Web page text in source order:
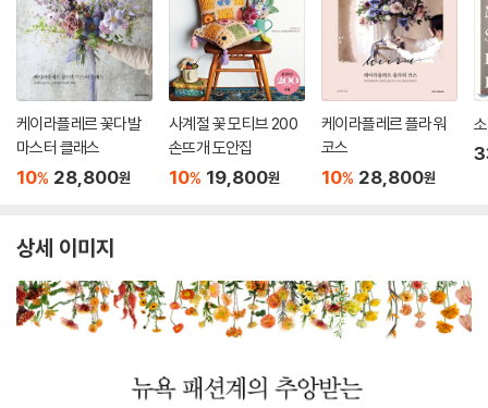
케이라플레르 꽃다발
마스터 클래스
10% 28,800원
사계절 꽃 모티브 200
손뜨개 도안집
10% 19,800원
케이라플레르 플라워
코스
10% 28,800원
상세 이미지